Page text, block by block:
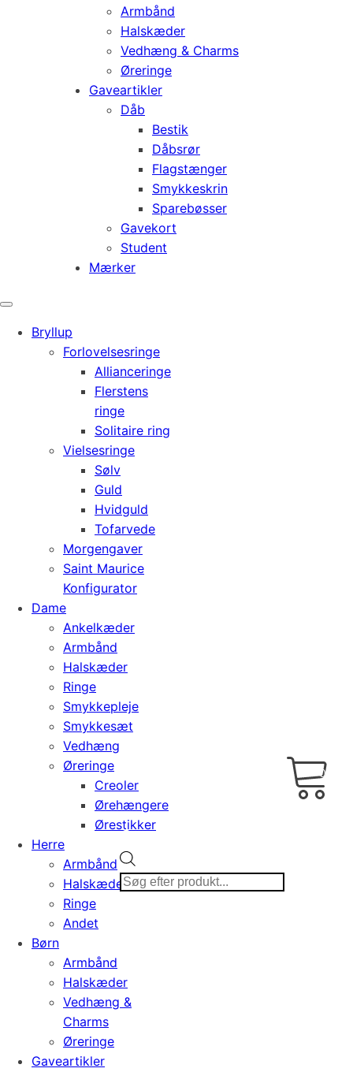
Armbånd
Halskæder
Vedhæng & Charms
Øreringe
Gaveartikler
Dåb
Bestik
Dåbsrør
Flagstænger
Smykkeskrin
Sparebøsser
Gavekort
Student
Mærker
Bryllup
Forlovelsesringe
Allianceringe
Flerstens
ringe
Solitaire ring
Vielsesringe
Sølv
Guld
Hvidguld
Tofarvede
Morgengaver
Saint Maurice
Konfigurator
Dame
Ankelkæder
Armbånd
Halskæder
Ringe
Smykkepleje
Smykkesæt
Vedhæng
Øreringe
Creoler
Ørehængere
Ørestikker
Herre
Armbånd
Halskæder
Ringe
Andet
Børn
Armbånd
Halskæder
Vedhæng &
Charms
Øreringe
Gaveartikler
search
0,00